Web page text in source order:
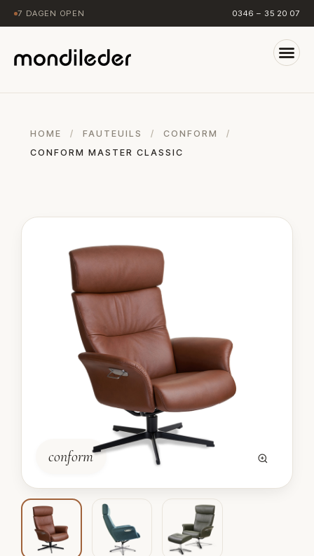
7 DAGEN OPEN 0346 – 35 20 07
HOME / FAUTEUILS / CONFORM
/
CONFORM MASTER CLASSIC
conform